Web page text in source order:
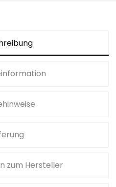
zum Hersteller